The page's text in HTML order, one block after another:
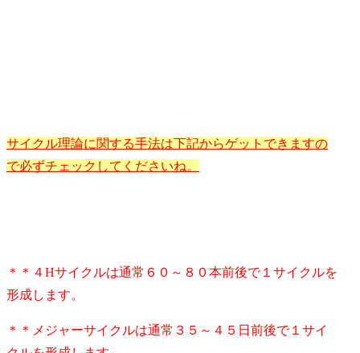
サイクル理論に関する手法は下記からゲットできますの
で必ずチェックしてくださいね。
＊＊４Hサイクルは通常６０～８０本前後で１サイクルを
形成します。
＊＊メジャーサイクルは通常３５～４５日前後で１サイ